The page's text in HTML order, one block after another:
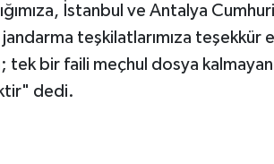
İstanbul ve Antalya
jandarma teşkilatlarımıza teşekkür
tek bir faili meçhul dosya
dedi.